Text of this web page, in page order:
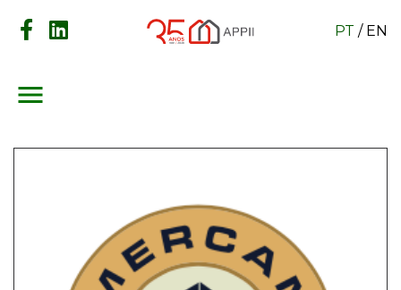
PT / EN
menu